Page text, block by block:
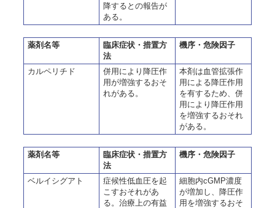
降するとの報告が
ある。
薬剤名等
臨床症状・措置方
法
機序・危険因子
カルペリチド
併用により降圧作
用が増強するおそ
れがある。
本剤は血管拡張作
用による降圧作用
を有するため、併
用により降圧作用
を増強するおそれ
がある。
薬剤名等
臨床症状・措置方
法
機序・危険因子
ベルイシグアト
症候性低血圧を起
こすおそれがあ
る。治療上の有益
細胞内cGMP濃度
が増加し、降圧作
用を増強するおそ